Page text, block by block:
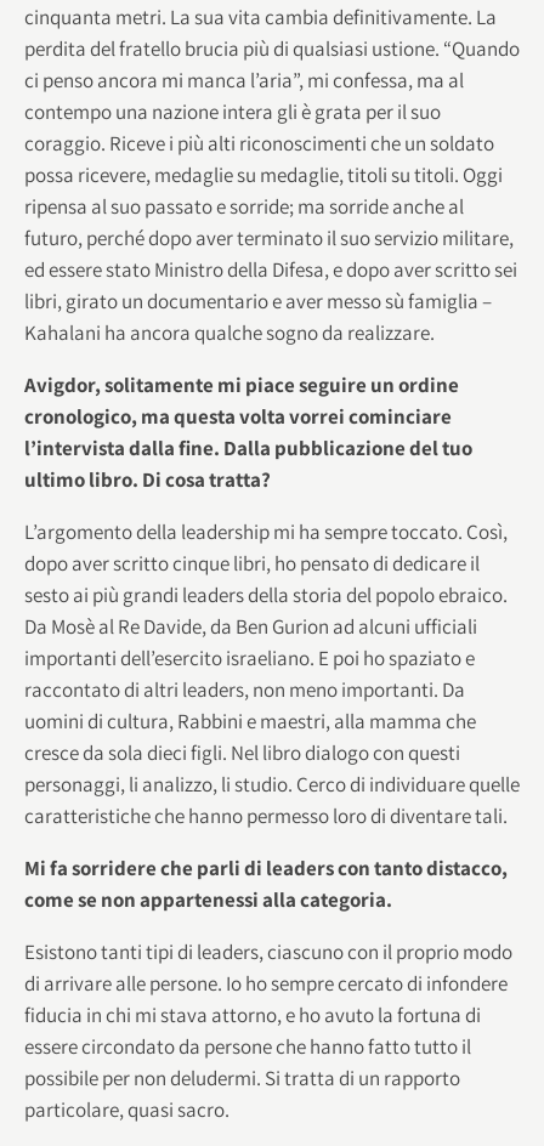
cinquanta metri. La sua vita cambia definitivamente. La
perdita del fratello brucia più di qualsiasi ustione. “Quando
ci penso ancora mi manca l’aria”, mi confessa, ma al
contempo una nazione intera gli è grata per il suo
coraggio. Riceve i più alti riconoscimenti che un soldato
possa ricevere, medaglie su medaglie, titoli su titoli. Oggi
ripensa al suo passato e sorride; ma sorride anche al
futuro, perché dopo aver terminato il suo servizio militare,
ed essere stato Ministro della Difesa, e dopo aver scritto sei
libri, girato un documentario e aver messo sù famiglia –
Kahalani ha ancora qualche sogno da realizzare.
Avigdor, solitamente mi piace seguire un ordine
cronologico, ma questa volta vorrei cominciare
l’intervista dalla fine. Dalla pubblicazione del tuo
ultimo libro. Di cosa tratta?
L’argomento della leadership mi ha sempre toccato. Così,
dopo aver scritto cinque libri, ho pensato di dedicare il
sesto ai più grandi leaders della storia del popolo ebraico.
Da Mosè al Re Davide, da Ben Gurion ad alcuni ufficiali
importanti dell’esercito israeliano. E poi ho spaziato e
raccontato di altri leaders, non meno importanti. Da
uomini di cultura, Rabbini e maestri, alla mamma che
cresce da sola dieci figli. Nel libro dialogo con questi
personaggi, li analizzo, li studio. Cerco di individuare quelle
caratteristiche che hanno permesso loro di diventare tali.
Mi fa sorridere che parli di leaders con tanto distacco,
come se non appartenessi alla categoria.
Esistono tanti tipi di leaders, ciascuno con il proprio modo
di arrivare alle persone. Io ho sempre cercato di infondere
fiducia in chi mi stava attorno, e ho avuto la fortuna di
essere circondato da persone che hanno fatto tutto il
possibile per non deludermi. Si tratta di un rapporto
particolare, quasi sacro.